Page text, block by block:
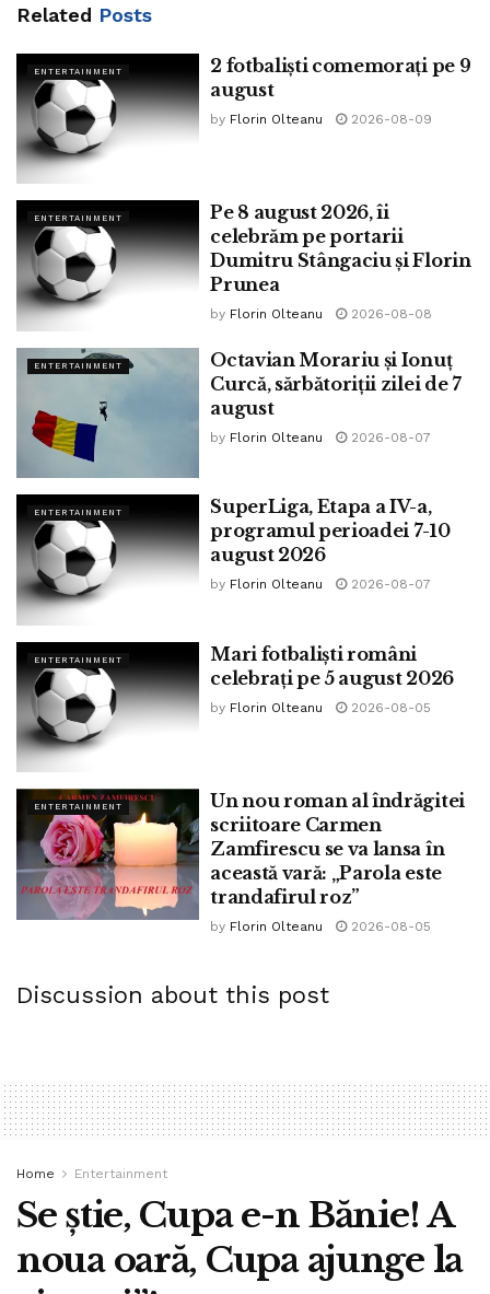
Related Posts
ENTERTAINMENT
2 fotbaliști comemorați pe 9
august
by Florin Olteanu 2026-08-09
ENTERTAINMENT
Pe 8 august 2026, îi
celebrăm pe portarii
Dumitru Stângaciu și Florin
Prunea
by Florin Olteanu 2026-08-08
ENTERTAINMENT
Octavian Morariu și Ionuț
Curcă, sărbătoriții zilei de 7
august
by Florin Olteanu 2026-08-07
ENTERTAINMENT
SuperLiga, Etapa a IV-a,
programul perioadei 7-10
august 2026
by Florin Olteanu 2026-08-07
ENTERTAINMENT
Mari fotbaliști români
celebrați pe 5 august 2026
by Florin Olteanu 2026-08-05
ENTERTAINMENT
Un nou roman al îndrăgitei
scriitoare Carmen
Zamfirescu se va lansa în
această vară: „Parola este
trandafirul roz”
by Florin Olteanu 2026-08-05
Discussion about this post
Home Entertainment
Se știe, Cupa e-n Bănie! A
noua oară, Cupa ajunge la